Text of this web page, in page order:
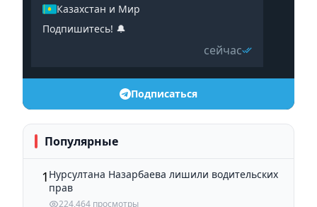
Казахстан и Мир
Подпишитесь! 🔔
сейчас
Подписаться
Популярные
1 Нурсултана Назарбаева лишили водительских
прав
224,464 просмотры